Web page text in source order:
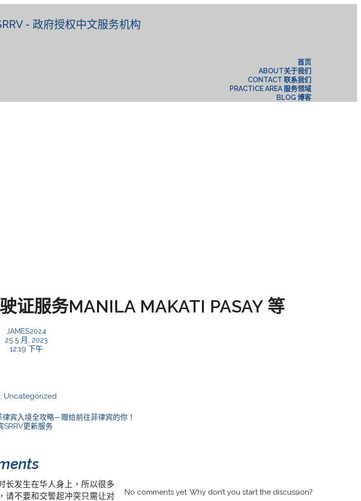
- 政府授权中文服务机构
首页
ABOUT关于我们
CONTACT 联系我们
PRACTICE AREA 服务领域
BLOG 博客
证服务MANILA MAKATI PASAY 等
JAMES2024
25 5 月, 2023
12:19 下午
长发生在华人身上，所以很多
请不要和交警起冲突只需让对
Uncategorized
律宾入境全攻略—赠给前往菲律宾的你！
SRRV更新服务
No comments yet. Why don’t you start the discussion?